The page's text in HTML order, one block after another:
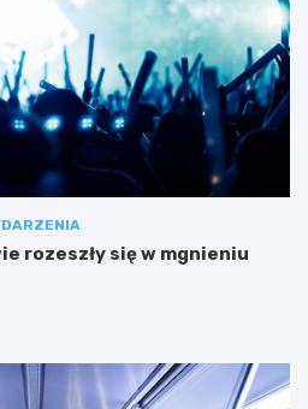
rozeszły się w mgnieniu